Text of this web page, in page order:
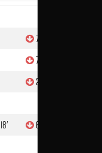
70'
76'
28'
18' 63'